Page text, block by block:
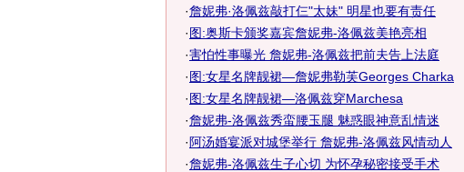
·詹妮弗·洛佩兹敲打仨"太妹" 明星也要有责任
·图:奥斯卡颁奖嘉宾詹妮弗-洛佩兹美艳亮相
·害怕性事曝光 詹妮弗-洛佩兹把前夫告上法庭
·图:女星名牌靓裙—詹妮弗勒芙Georges Charka
·图:女星名牌靓裙—洛佩兹穿Marchesa
·詹妮弗-洛佩兹秀蛮腰玉腿 魅惑眼神意乱情迷
· 阿汤婚宴派对城堡举行 詹妮弗-洛佩兹风情动人
·詹妮弗-洛佩兹生子心切 为怀孕秘密接受手术